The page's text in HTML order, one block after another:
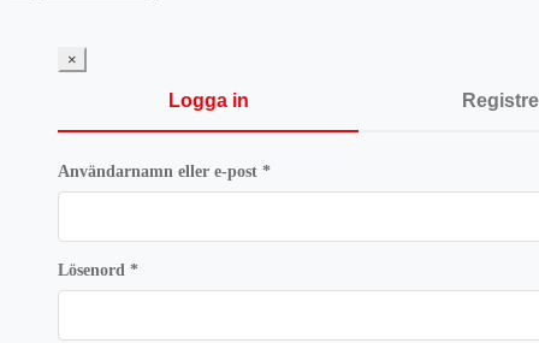
×
Logga in
Användarnamn eller e-post *Obligatoriskt
Lösenord *Obligatoriskt